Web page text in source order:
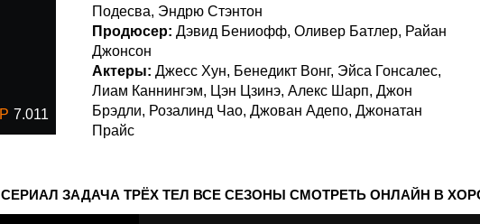
7.011
Подесва, Эндрю Стэнтон
Продюсер:Дэвид Бениофф, Оливер Батлер, Райан
Джонсон
Актеры:Джесс Хун, Бенедикт Вонг, Эйса Гонсалес,
Лиам Каннингэм, Цэн Цзинэ, Алекс Шарп, Джон
Брэдли, Розалинд Чао, Джован Адепо, Джонатан
Прайс
СЕРИАЛ ЗАДАЧА ТРЁХ ТЕЛ ВСЕ СЕЗОНЫ СМОТРЕТЬ ОНЛАЙН В